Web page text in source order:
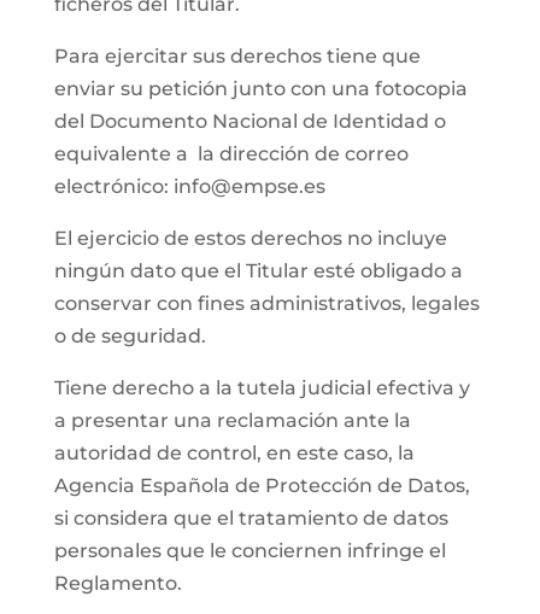
Para ejercitar sus derechos tiene que
enviar su petición junto con una fotocopia
del Documento Nacional de Identidad o
equivalente a la dirección de correo
electrónico: info@empse.es
El ejercicio de estos derechos no incluye
ningún dato que el Titular esté obligado a
conservar con fines administrativos, legales
o de seguridad.
Tiene derecho a la tutela judicial efectiva y
a presentar una reclamación ante la
autoridad de control, en este caso, la
Agencia Española de Protección de Datos,
si considera que el tratamiento de datos
personales que le conciernen infringe el
Reglamento.